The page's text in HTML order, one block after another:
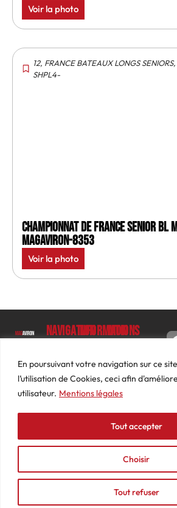
En poursuivant votre navigation sur ce
l’utilisation de Cookies, ceci afin
utilisateur. Mentions légales
Choisir
Tout refuser
Tout accepter
Voir la photo
12, FRANCE BATEAUX LONGS SENIORS,
SHPL4-
Championnat de France senior BL
MagAviron-8353
Voir la photo
Luc
Barbier
69640
74
87
contact@mediasaviron.fr
Navigation
Le
Magazine
Photos
Actualités
Podcasts
Informations
Conditions
générales
de ventes
Mentions
légales
Mon
Tableau
de bord
Commandes
Adresses
Détails
du
compte